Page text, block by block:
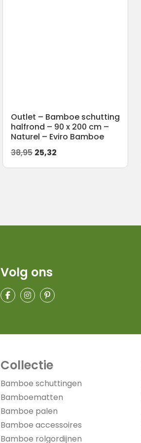
Outlet – Bamboe schutting
halfrond – 90 x 200 cm –
Naturel – Eviro Bamboe
38,95 Oorspronkelijke
prijs
25,32
prijs
Volg ons
Collectie
Bamboe schuttingen
Bamboematten
Bamboe palen
Bamboe accessoires
Bamboe rolgordijnen